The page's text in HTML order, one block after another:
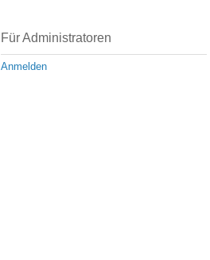
Für Administratoren
Anmelden